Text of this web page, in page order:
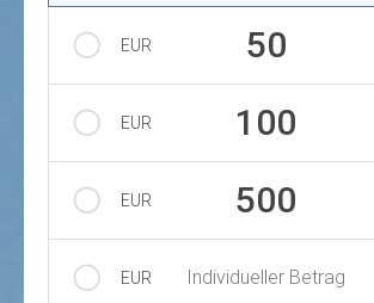
EUR 50
EUR 100
EUR 500
EUR Individueller Betrag